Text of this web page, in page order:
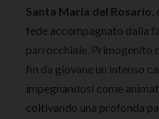
Santa Maria del Rosario
fede accompagnato dalla
parrocchiale. Primogenito
fin da giovane un intenso
impegnandosi come
coltivando una profonda